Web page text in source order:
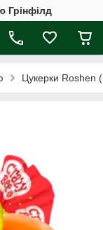
Грінфілд
Цукерки Roshen